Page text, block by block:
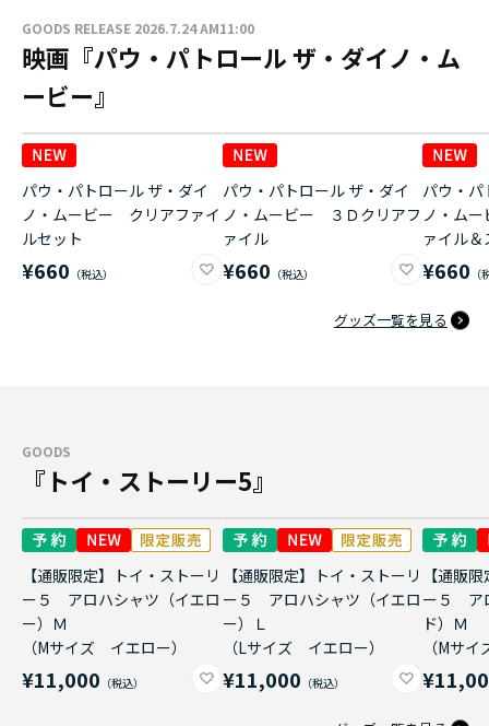
GOODS RELEASE 2026.7.24 AM11:00
映画『パウ・パトロール ザ・ダイノ・ム
ービー』
パウ・パトロール ザ・ダイ
ノ・ムービー クリアファイ
ルセット
¥660
パウ・パトロール ザ・ダイ
ノ・ムービー ３Ｄクリアフ
ァイル
¥660
パウ・パ
ノ・ム
ァイル
¥660
グッズ一覧を見る
GOODS
『トイ・ストーリー5』
【通販限定】トイ・ストーリ
ー５ アロハシャツ（イエロ
ー）Ｍ
（Mサイズ イエロー）
¥11,000
【通販限定】トイ・ストーリ
ー５ アロハシャツ（イエロ
ー）Ｌ
（Lサイズ イエロー）
¥11,000
【通販
ー５ ア
ド）Ｍ
（Mサ